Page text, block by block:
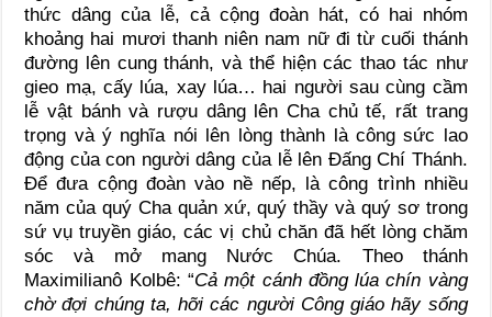
thức dâng của lễ, cả cộng đoàn hát, có hai nhóm
khoảng hai mươi thanh niên nam nữ đi từ cuối thánh
đường lên cung thánh, và thể hiện các thao tác như
gieo mạ, cấy lúa, xay lúa… hai người sau cùng cầm
lễ vật bánh và rượu dâng lên Cha chủ tế, rất trang
trọng và ý nghĩa nói lên lòng thành là công sức lao
động của con người dâng của lễ lên Đấng Chí Thánh.
Để đưa cộng đoàn vào nề nếp, là công trình nhiều
năm của quý Cha quản xứ, quý thầy và quý sơ trong
sứ vụ truyền giáo, các vị chủ chăn đã hết lòng chăm
sóc và mở mang Nước Chúa. Theo thánh
Maximilianô Kolbê: “Cả một cánh đồng lúa chín vàng
chờ đợi chúng ta, hỡi các người Công giáo hãy sống